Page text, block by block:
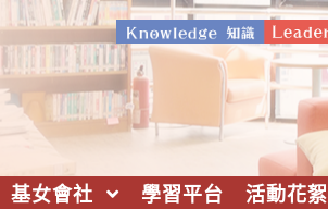
基女會社 學習平台 活動花絮